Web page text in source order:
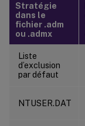
Stratégie
dans le
fichier .adm
ou .admx
Liste
d’exclusion
par défaut
NTUSER.DAT